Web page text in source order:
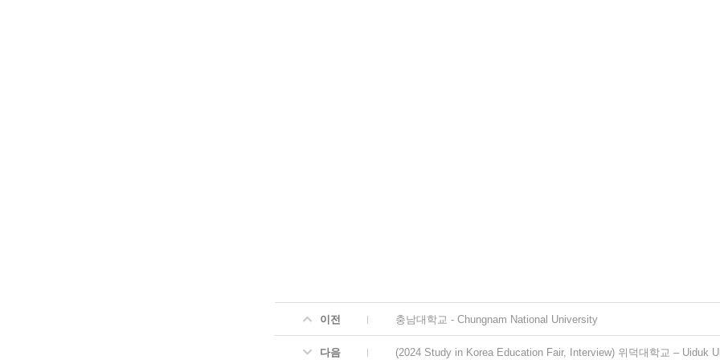
이전 충남대학교 - Chungnam National University
다음 (2024 Study in Korea Education Fair, Interview) 위덕대학교 – Uiduk